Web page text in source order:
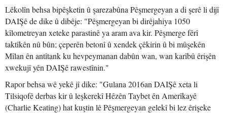
Lêkolîn behsa bipêşketin û şarezabûna Pêşmergeyan a di şerê li dijî
DAIŞê de dike û dibêje: "Pêşmergeyan bi dirêjahiya 1050
kîlometreyan xeteke parastinê ya aram ava kir. Pêşmerge fêrî
taktîkên nû bûn; çeperên betonî û xendek çêkirin û bi mûşekên
Mîlan ên antîtank ku hevpeymanan dabûn wan, wan karîbû êrişên
xwekujî yên DAIŞê rawestînin."
Rapor behsa wê yekê jî dike: "Gulana 2016an DAIŞê xeta li
Tilsiqofê derbas kir û leşkerekî Hêzên Taybet ên Amerîkayê
(Charlie Keating) hat kuştin lê Pêşmergeyan gelekî bi lez êrişeke